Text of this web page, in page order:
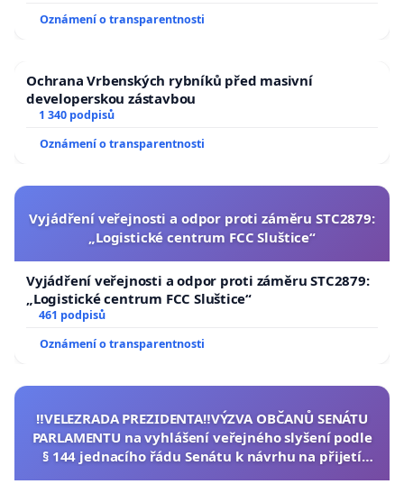
Oznámení o transparentnosti
Ochrana Vrbenských rybníků před masivní
developerskou zástavbou
1 340 podpisů
Oznámení o transparentnosti
Vyjádření veřejnosti a odpor proti záměru STC2879:
„Logistické centrum FCC Sluštice“
Vyjádření veřejnosti a odpor proti záměru STC2879:
„Logistické centrum FCC Sluštice“
461 podpisů
Oznámení o transparentnosti
‼️VELEZRADA PREZIDENTA‼️VÝZVA OBČANŮ SENÁTU
PARLAMENTU na vyhlášení veřejného slyšení podle
§ 144 jednacího řádu Senátu k návrhu na přijetí